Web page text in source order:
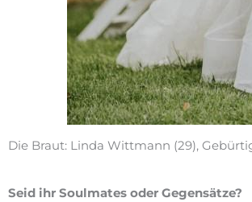
Die Braut: Linda Wittmann (29),
Seid ihr Soulmates oder Gegensätze?